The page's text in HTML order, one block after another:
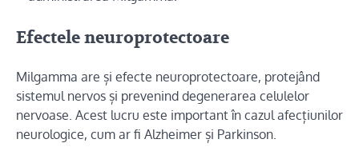
Efectele neuroprotectoare
Milgamma are și efecte neuroprotectoare, protejând
sistemul nervos și prevenind degenerarea celulelor
nervoase. Acest lucru este important în cazul afecțiunilor
neurologice, cum ar fi Alzheimer și Parkinson.